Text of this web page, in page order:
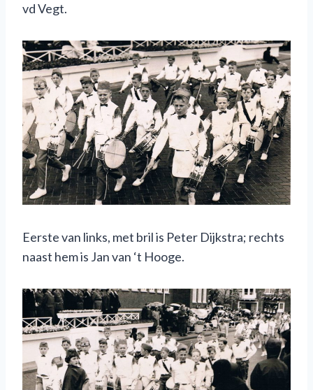
vd Vegt.
Eerste van links, met bril is Peter Dijkstra; rechts
naast hem is Jan van ‘t Hooge.